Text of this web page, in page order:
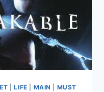
|LIFE MAIN
MUST